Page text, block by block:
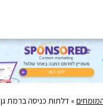
» דלתות כניסה ברמת גן